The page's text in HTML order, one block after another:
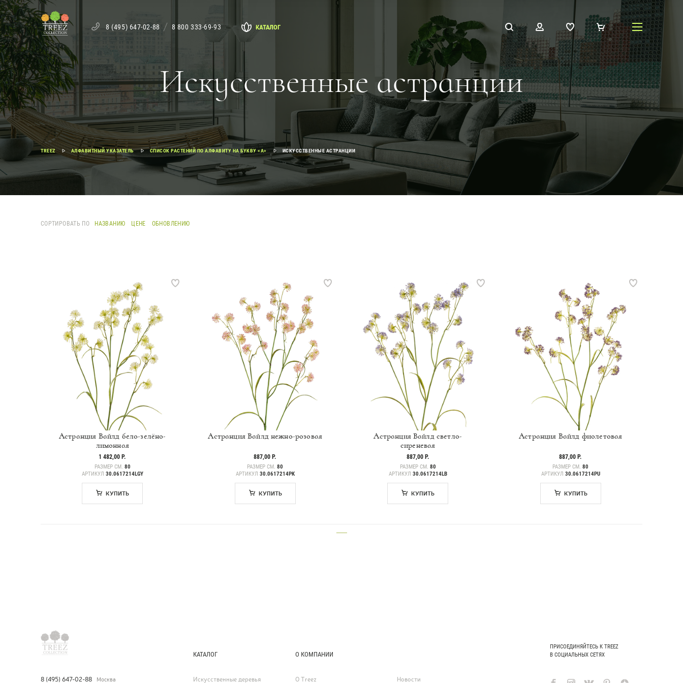
8 (495) 647-02-88 8 800 333-69-93 КАТАЛОГ
Искусственные астранции
TREEZ АЛФАВИТНЫЙ УКАЗАТЕЛЬ СПИСОК РАСТЕНИЙ ПО АЛФАВИТУ НА БУКВУ «А» ИСКУССТВЕННЫЕ АСТРАНЦИИ
СОРТИРОВАТЬ ПО НАЗВАНИЮ ЦЕНЕ ОБНОВЛЕНИЮ
Астранция Вайлд бело-зелёно-
лимонная
1 482,00 Р.
РАЗМЕР СМ. 80
АРТИКУЛ 30.0617214LGY
КУПИТЬ
Астранция Вайлд нежно-розовая
887,00 Р.
РАЗМЕР СМ.80
АРТИКУЛ 30.0617214PK
КУПИТЬ
Астранция Вайлд светло-
сиреневая
887,00 Р.
РАЗМЕР СМ. 80
АРТИКУЛ 30.0617214LB
КУПИТЬ
Астранция Вайлд фиолетовая
887,00 Р.
РАЗМЕР СМ.80
АРТИКУЛ 30.0617214PU
КУПИТЬ
8 (495) 647-02-88 Москва
КАТАЛОГ
Искусственные деревья
О КОМПАНИИ
О Treez Новости
ПРИСОЕДИНЯЙТЕСЬ К TREEZ
В СОЦИАЛЬНЫХ СЕТЯХ